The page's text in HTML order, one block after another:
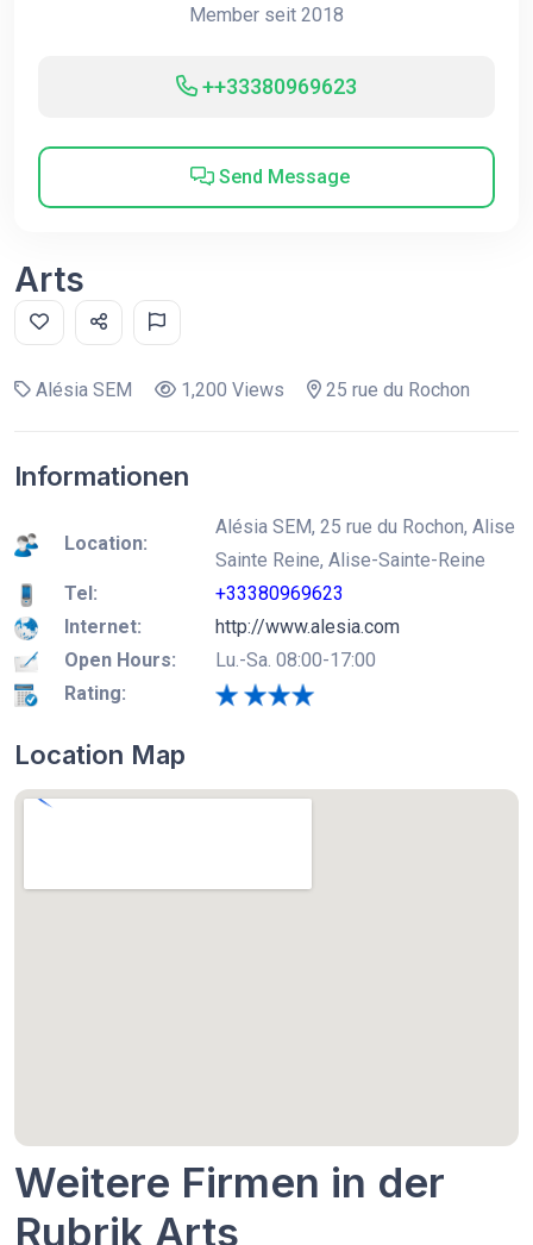
Member seit 2018
++33380969623
Send Message
Arts
Alésia SEM 1,200 Views 25 rue du Rochon
Informationen
Location:
Alésia SEM, 25 rue du Rochon, Alise
Sainte Reine, Alise-Sainte-Reine
Tel:
+33380969623
Internet:
http://www.alesia.com
Open Hours:
Lu.-Sa. 08:00-17:00
Rating:
Location Map
Weitere Firmen in der
Rubrik Arts